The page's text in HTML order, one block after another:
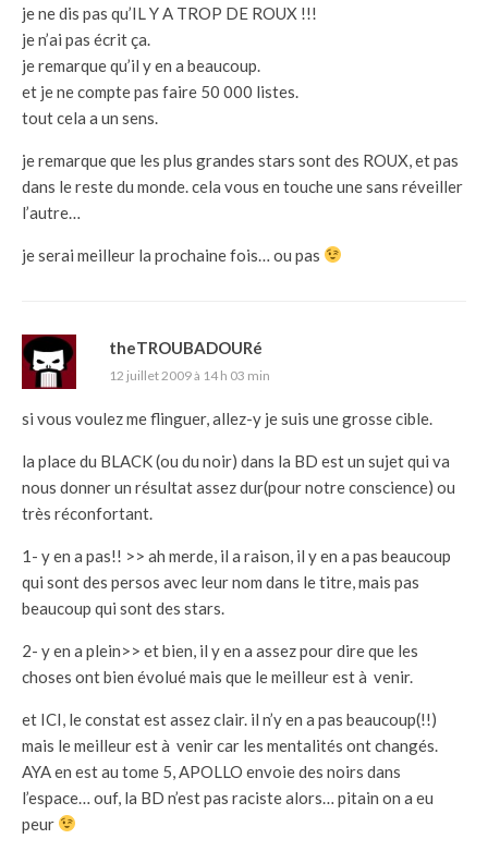
je ne dis pas qu’IL Y A TROP DE ROUX !!!
je n’ai pas écrit ça.
je remarque qu’il y en a beaucoup.
et je ne compte pas faire 50 000 listes.
tout cela a un sens.
je remarque que les plus grandes stars sont des ROUX, et pas
dans le reste du monde. cela vous en touche une sans réveiller
l’autre…
je serai meilleur la prochaine fois… ou pas
theTROUBADOURé
12 juillet 2009 à 14 h 03 min
si vous voulez me flinguer, allez-y je suis une grosse cible.
la place du BLACK (ou du noir) dans la BD est un sujet qui va
nous donner un résultat assez dur(pour notre conscience) ou
très réconfortant.
1- y en a pas!! >> ah merde, il a raison, il y en a pas beaucoup
qui sont des persos avec leur nom dans le titre, mais pas
beaucoup qui sont des stars.
2- y en a plein>> et bien, il y en a assez pour dire que les
choses ont bien évolué mais que le meilleur est à venir.
et ICI, le constat est assez clair. il n’y en a pas beaucoup(!!)
mais le meilleur est à venir car les mentalités ont changés.
AYA en est au tome 5, APOLLO envoie des noirs dans
l’espace… ouf, la BD n’est pas raciste alors… pitain on a eu
peur